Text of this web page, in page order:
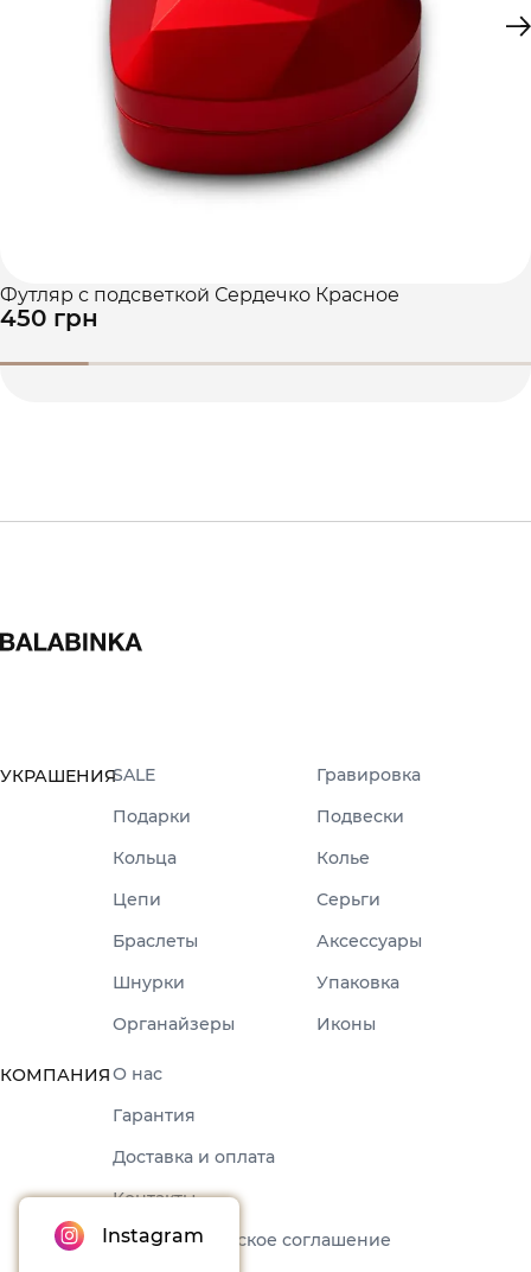
Футляр с подсветкой Сердечко Красное
450 грн
УКРАШЕНИЯSALE
Гравировка
Подарки
Подвески
Кольца
Колье
Цепи
Серьги
Браслеты
Аксессуары
Шнурки
Упаковка
Органайзеры
Иконы
КОМПАНИЯО нас
Гарантия
Доставка и оплата
Контакты
Пользовательское соглашение
Instagram